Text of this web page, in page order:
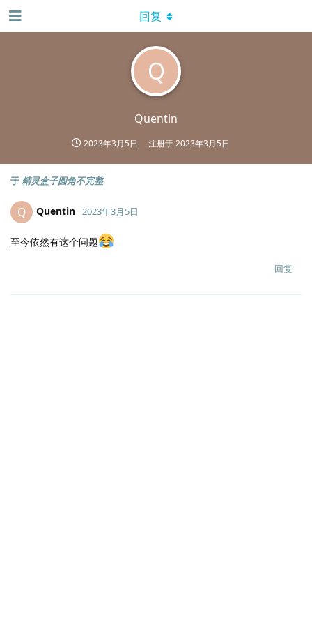
Q
Quentin
2023年3月5日 注册于2023年3月5日
回复
于精灵盒子圆角不完整
Q Quentin 2023年3月5日
至今依然有这个问题
回复